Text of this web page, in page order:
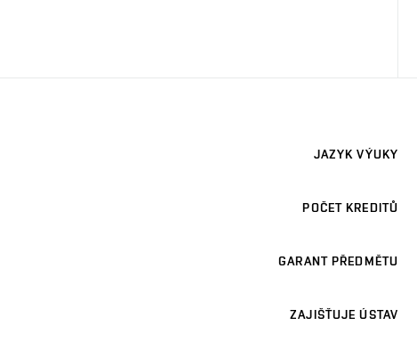
JAZYK VÝUKY
POČET KREDITŮ
GARANT PŘEDMĚTU
ZAJIŠŤUJE ÚSTAV